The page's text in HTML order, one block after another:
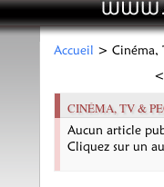
Accueil > Cinéma,
<
CINÉMA, TV &
Aucun article
Cliquez sur un